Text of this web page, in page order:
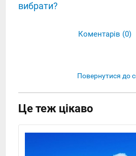
вибрати?
Коментарів (0)
Повернутися до
Це теж цікаво